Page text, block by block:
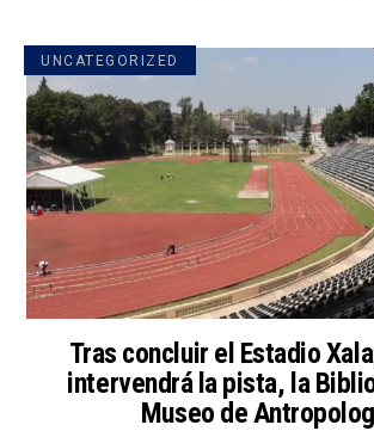
UNCATEGORIZED
Tras concluir el Estadio
intervendrá la pista, la
Museo de